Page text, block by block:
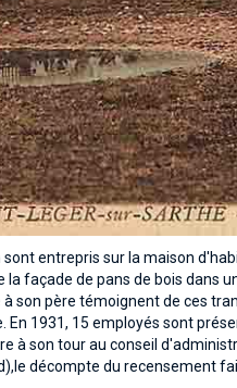
entrepris sur la maison
façade de pans de bois dans
son père témoignent de ces
1931, 15 employés sont
son tour au conseil
décompte du recensement